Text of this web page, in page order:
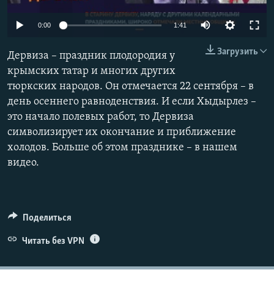
ПОБЕДИТЕЛЕЙ НЕ СУДЯТ?
ELIFBE
УКРАИНСКАЯ ПРОБЛЕМА КРЫМА
ПРИСОЕДИНЯЙТЕСЬ!
Все сайты RFE/RL
0:00 1:41
Загрузить
Дервиза – праздник плодородия у
крымских татар и многих других
тюркских народов. Он отмечается 22 сентября – в
день осеннего равноденствия. И если Хыдырлез –
это начало полевых работ, то Дервиза
символизирует их окончание и приближение
холодов. Больше об этом празднике – в нашем
видео.
Поделиться
Читать без VPN